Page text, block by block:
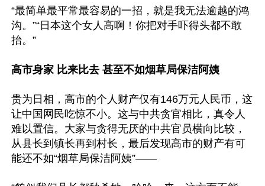
“最简单最平常最容易的一招，就是我无法逾越的鸿
沟。”“日本这个女人高啊！你把对手吓得头都不敢
抬。”
高市身家 比来比去 甚至不如烟草局保洁阿姨
贵为日相，高市的个人财产仅有146万元人民币，这
让中国网民吃惊不小。这与中共贪官相比，真令人
难以置信。大家与贪得无厌的中共官员横向比较，
从县长到镇长再到村长，最后发现高市的财产有可
能还不如“烟草局保洁阿姨”——